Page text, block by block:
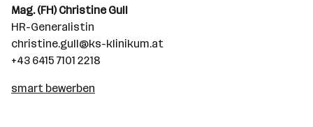
Mag. (FH) Christine Gull
HR-Generalistin
christine.gull@ks-klinikum.at
+43 6415 7101 2218
smart bewerben